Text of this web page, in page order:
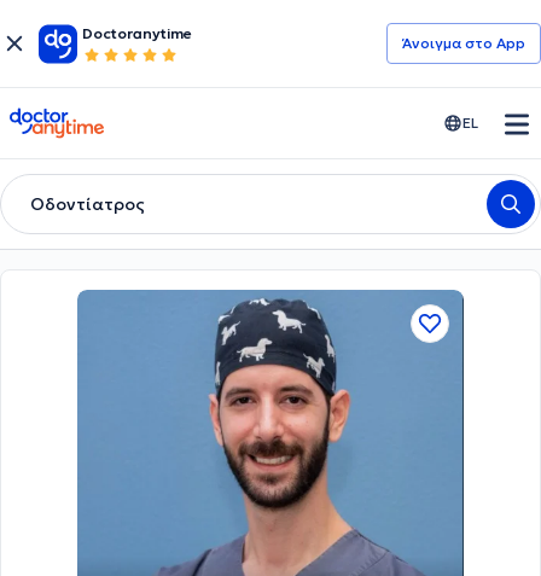
Doctoranytime
Άνοιγμα στο App
doctoranytime EL
Οδοντίατρος